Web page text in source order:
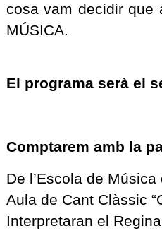
cosa vam decidir que
MÚSICA.
El programa serà el
Comptarem amb la
De l’Escola de Música
Aula de Cant Clàssic
Interpretaran el